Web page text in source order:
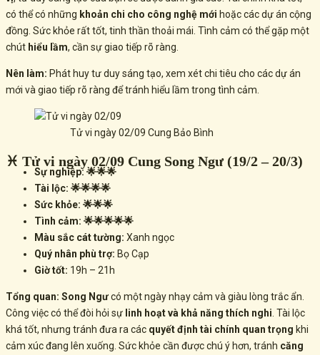
có thể có những khoản chi cho công nghệ mới hoặc các dự án cộng
đồng. Sức khỏe rất tốt, tinh thần thoải mái. Tình cảm có thể gặp một
chút hiểu lầm, cần sự giao tiếp rõ ràng.
Nên làm: Phát huy tư duy sáng tạo, xem xét chi tiêu cho các dự án
mới và giao tiếp rõ ràng để tránh hiểu lầm trong tình cảm.
Tử vi ngày 02/09 Cung Bảo Bình
♓ Tử vi ngày 02/09 Cung Song Ngư (19/2 – 20/3)
Sự nghiệp: 🌟🌟🌟
Tài lộc: 🌟🌟🌟🌟
Sức khỏe: 🌟🌟🌟
Tình cảm: 🌟🌟🌟🌟🌟
Màu sắc cát tường: Xanh ngọc
Quý nhân phù trợ: Bọ Cạp
Giờ tốt: 19h – 21h
Tổng quan: Song Ngưcó một ngày nhạy cảm và giàu lòng trắc ẩn.
Công việc có thể đòi hỏi sự linh hoạt và khả năng thích nghi . Tài lộc
khá tốt, nhưng tránh đưa ra các quyết định tài chính quan trọng khi
cảm xúc đang lên xuống. Sức khỏe cần được chú ý hơn, tránh căng